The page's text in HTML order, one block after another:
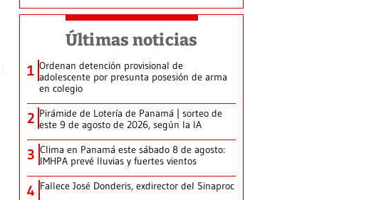
Últimas noticias
1 Ordenan detención provisional de
adolescente por presunta posesión de arma
en colegio
2 Pirámide de Lotería de Panamá | sorteo de
este 9 de agosto de 2026, según la IA
3 Clima en Panamá este sábado 8 de agosto:
IMHPA prevé lluvias y fuertes vientos
4 Fallece José Donderis, exdirector del Sinaproc